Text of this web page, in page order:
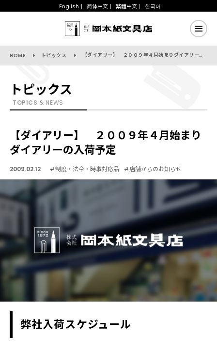
English 简体中文 繁體中文 한국어
HOME トピックス 【ダイアリー】 ２００９年４月始まりダイアリーの入荷予定
トピックス
TOPICS & NEWS
【ダイアリー】 ２００９年４月始まり
ダイアリーの入荷予定
2009.02.12 #制度・法令・時事対応品 #店舗からのお知らせ
弊社入荷スケジュール